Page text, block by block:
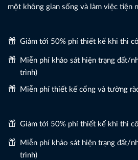
một không gian sống và làm việc tiện
Giảm tới 50% phí thiết kế khi thi
Miễn phí khảo sát hiện trạng đất/
trình)
Miễn phí thiết kế cổng và tường
Giảm tới 50% phí thiết kế khi thi
Miễn phí khảo sát hiện trạng đất/
trình)